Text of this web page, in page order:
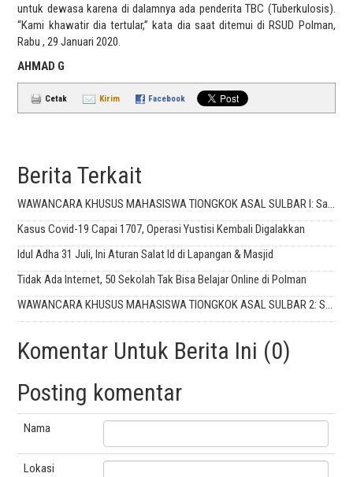
untuk dewasa karena di dalamnya ada penderita TBC (Tuberkulosis).
“Kami khawatir dia tertular,” kata dia saat ditemui di RSUD Polman,
Rabu , 29 Januari 2020.
AHMAD G
Cetak Kirim Facebook
Berita Terkait
Kasus Covid-19 Capai 1707, Operasi Yustisi Kembali Digalakkan
Idul Adha 31 Juli, Ini Aturan Salat Id di Lapangan & Masjid
Tidak Ada Internet, 50 Sekolah Tak Bisa Belajar Online di Polman
Komentar Untuk Berita Ini (0)
Posting komentar
Nama
Lokasi